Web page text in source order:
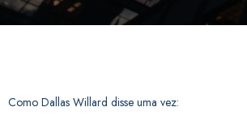
Como Dallas Willard disse uma vez: